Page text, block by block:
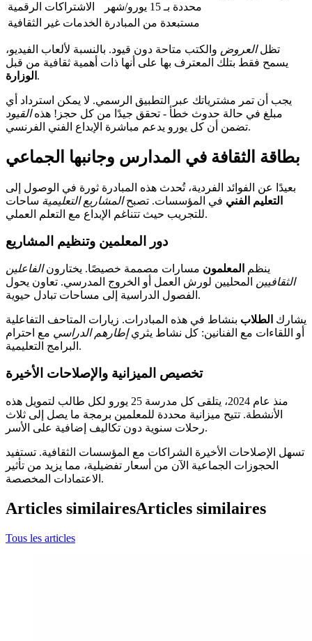
الاشتراكات الرقمية
محددة بـ 15 يورو/شهر
الخدمات غير الثقافية مستبعدة من المبادرة
تظلالعروض والكتب متاحة دون قيود. بالنسبة لألعاب الفيديو،
يسمح فقط بتلك المعترف بها على أنها ذات أهمية ثقافية من قبل
الوزارة .
يجب أن تمر مشترياتك عبر التطبيق الرسمي. لا يمكن استرداد أي
مبلغ في حالة حدوث خطأ - تحقق جيدًا من كل حجز! هذهالقيود
تضمن أن كل يورو يدعم مباشرة الإبداع الفني الفرنسي.
بطاقة الثقافة في المدارس وجانبها الجماعي
بعيدًا عن الفوائد الفردية، تُحدث هذه المبادرة ثورة في الوصول إلى
التعليم الفني في المؤسسات. تصبحالمشاريع التعليمية ساحات
للتجريب حيث تتناغم الإبداع مع التعلم العملي.
دور المعلمين وتنظيم المشاريع
ينظم المعلمون مسارات مصممة خصيصًا. يختارونالفاعلين
الثقافيين المحليين لورش العمل أو الخروج المدرسي. تعاون يحول
الفصول الدراسية إلى مساحات تبادل حيوية.
يشارك الطلاب بنشاط في هذه المبادرات. زيارات المتاحف التفاعلية
أو اللقاءات مع الفنانين: كل نشاط يثريإطارهم الدراسي مع احترام
البرامج التعليمية.
تخصيص الميزانية والإصلاحات الأخيرة
منذ عام 2024، يتلقى كل مدرسة 25 يورو لكل طالب لتمويل هذه
الأنشطة. تتيح ميزانية محددة للمعلمين برمجة ما يصل إلى ثلاث
رحلات سنوية دون تكاليف إضافية على الأسر.
تسهل الإصلاحات الأخيرة الشراكات مع المؤسسات الثقافية. تستفيد
الحجوزات الجماعية الآن من أسعار تفضيلية، مما يزيد من تأثير
الاعتمادات المخصصة.
Articles similairesArticles similaires
Tous les articles